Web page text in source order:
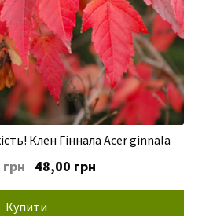
Клен Гіннала Acer ginnala
грн Оригінальна
160,00 грн.
48,00 грн
Купити